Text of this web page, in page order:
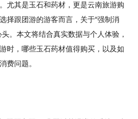
尤其是玉石和药材，更是云南旅游购
择跟团游的游客而言，关于“强制消
。本文将结合真实数据与个人体验，
时，哪些玉石药材值得购买，以及如
费问题。